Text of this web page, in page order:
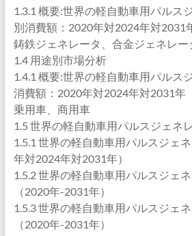
1.3.1 概要:世界の軽自動車用パルス
別消費額：2020年対2024年対2031
鋳鉄ジェネレータ、合金ジェネレー
1.4 用途別市場分析
1.4.1 概要:世界の軽自動車用パルス
消費額：2020年対2024年対2031年
乗用車、商用車
1.5 世界の軽自動車用パルスジェネ
1.5.1 世界の軽自動車用パルスジェ
年対2024年対2031年）
1.5.2 世界の軽自動車用パルスジェ
（2020年-2031年）
1.5.3 世界の軽自動車用パルスジェ
（2020年-2031年）